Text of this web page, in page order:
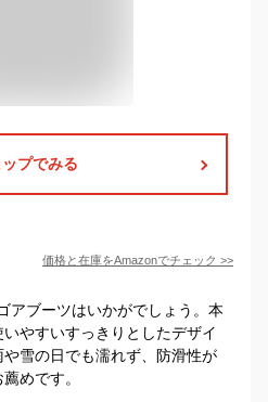
プでみる
価格と在庫をAmazonでチェック >>
アブーツはいかがでしょう。本
やすいすっきりとしたデザイ
雪の日でも濡れず、防滑性が
めです。